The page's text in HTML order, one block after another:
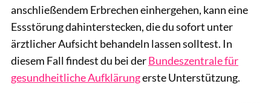
anschließendem Erbrechen einhergehen, kann eine
Essstörung dahinterstecken, die du sofort unter
ärztlicher Aufsicht behandeln lassen solltest. In
diesem Fall findest du bei derBundeszentrale für
gesundheitliche Aufklärungerste Unterstützung.